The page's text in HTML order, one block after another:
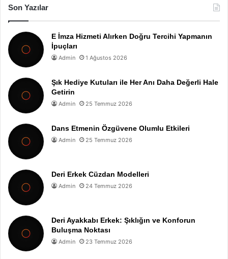
Son Yazılar
E İmza Hizmeti Alırken Doğru Tercihi Yapmanın
İpuçları
Admin 1 Ağustos 2026
Şık Hediye Kutuları ile Her Anı Daha Değerli Hale
Getirin
Admin 25 Temmuz 2026
Dans Etmenin Özgüvene Olumlu Etkileri
Admin 25 Temmuz 2026
Deri Erkek Cüzdan Modelleri
Admin 24 Temmuz 2026
Deri Ayakkabı Erkek: Şıklığın ve Konforun
Buluşma Noktası
Admin 23 Temmuz 2026